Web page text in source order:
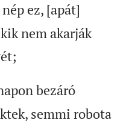
ez, [apát]
nem akarják
bezáró
semmi robota